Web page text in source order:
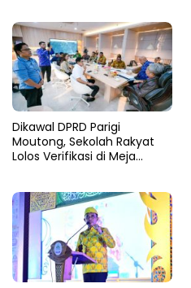
Dikawal DPRD Parigi
Moutong, Sekolah Rakyat
Lolos Verifikasi di Meja